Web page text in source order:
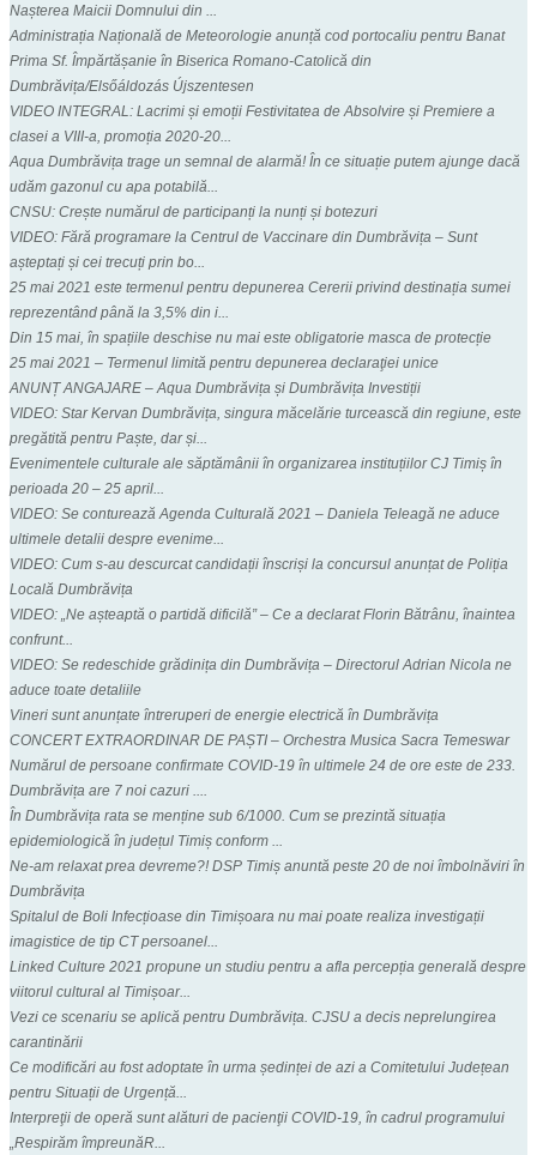
Nașterea Maicii Domnului din ...
Administrația Națională de Meteorologie anunță cod portocaliu pentru Banat
Prima Sf. Împărtășanie în Biserica Romano-Catolică din
Dumbrăvița/Elsőáldozás Újszentesen
VIDEO INTEGRAL: Lacrimi și emoții Festivitatea de Absolvire și Premiere a
clasei a VIII-a, promoția 2020-20...
Aqua Dumbrăvița trage un semnal de alarmă! În ce situație putem ajunge dacă
udăm gazonul cu apa potabilă...
CNSU: Crește numărul de participanți la nunți și botezuri
VIDEO: Fără programare la Centrul de Vaccinare din Dumbrăvița – Sunt
așteptați și cei trecuți prin bo...
25 mai 2021 este termenul pentru depunerea Cererii privind destinația sumei
reprezentând până la 3,5% din i...
Din 15 mai, în spațiile deschise nu mai este obligatorie masca de protecție
25 mai 2021 – Termenul limită pentru depunerea declaraţiei unice
ANUNȚ ANGAJARE – Aqua Dumbrăvița și Dumbrăvița Investiții
VIDEO: Star Kervan Dumbrăvița, singura măcelărie turcească din regiune, este
pregătită pentru Paște, dar și...
Evenimentele culturale ale săptămânii în organizarea instituțiilor CJ Timiș în
perioada 20 – 25 april...
VIDEO: Se conturează Agenda Culturală 2021 – Daniela Teleagă ne aduce
ultimele detalii despre evenime...
VIDEO: Cum s-au descurcat candidații înscriși la concursul anunțat de Poliția
Locală Dumbrăvița
VIDEO: „Ne așteaptă o partidă dificilă” – Ce a declarat Florin Bătrânu, înaintea
confrunt...
VIDEO: Se redeschide grădinița din Dumbrăvița – Directorul Adrian Nicola ne
aduce toate detaliile
Vineri sunt anunțate întreruperi de energie electrică în Dumbrăvița
CONCERT EXTRAORDINAR DE PAȘTI – Orchestra Musica Sacra Temeswar
Numărul de persoane confirmate COVID-19 în ultimele 24 de ore este de 233.
Dumbrăvița are 7 noi cazuri ....
În Dumbrăvița rata se menține sub 6/1000. Cum se prezintă situația
epidemiologică în județul Timiș conform ...
Ne-am relaxat prea devreme?! DSP Timiș anuntă peste 20 de noi îmbolnăviri în
Dumbrăvița
Spitalul de Boli Infecțioase din Timișoara nu mai poate realiza investigații
imagistice de tip CT persoanel...
Linked Culture 2021 propune un studiu pentru a afla percepția generală despre
viitorul cultural al Timișoar...
Vezi ce scenariu se aplică pentru Dumbrăvița. CJSU a decis neprelungirea
carantinării
Ce modificări au fost adoptate în urma ședinței de azi a Comitetului Județean
pentru Situații de Urgență...
Interpreţii de operă sunt alături de pacienţii COVID-19, în cadrul programului
„Respirăm împreunăR...